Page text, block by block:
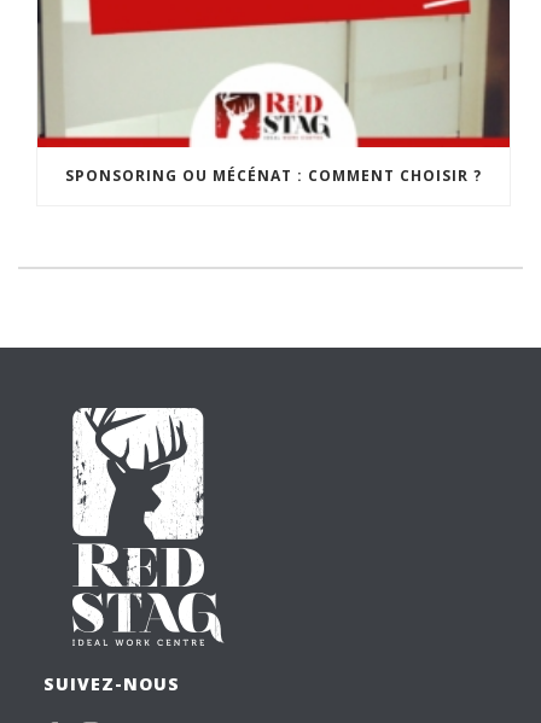
SPONSORING OU MÉCÉNAT : COMMENT CHOISIR ?
SUIVEZ-NOUS